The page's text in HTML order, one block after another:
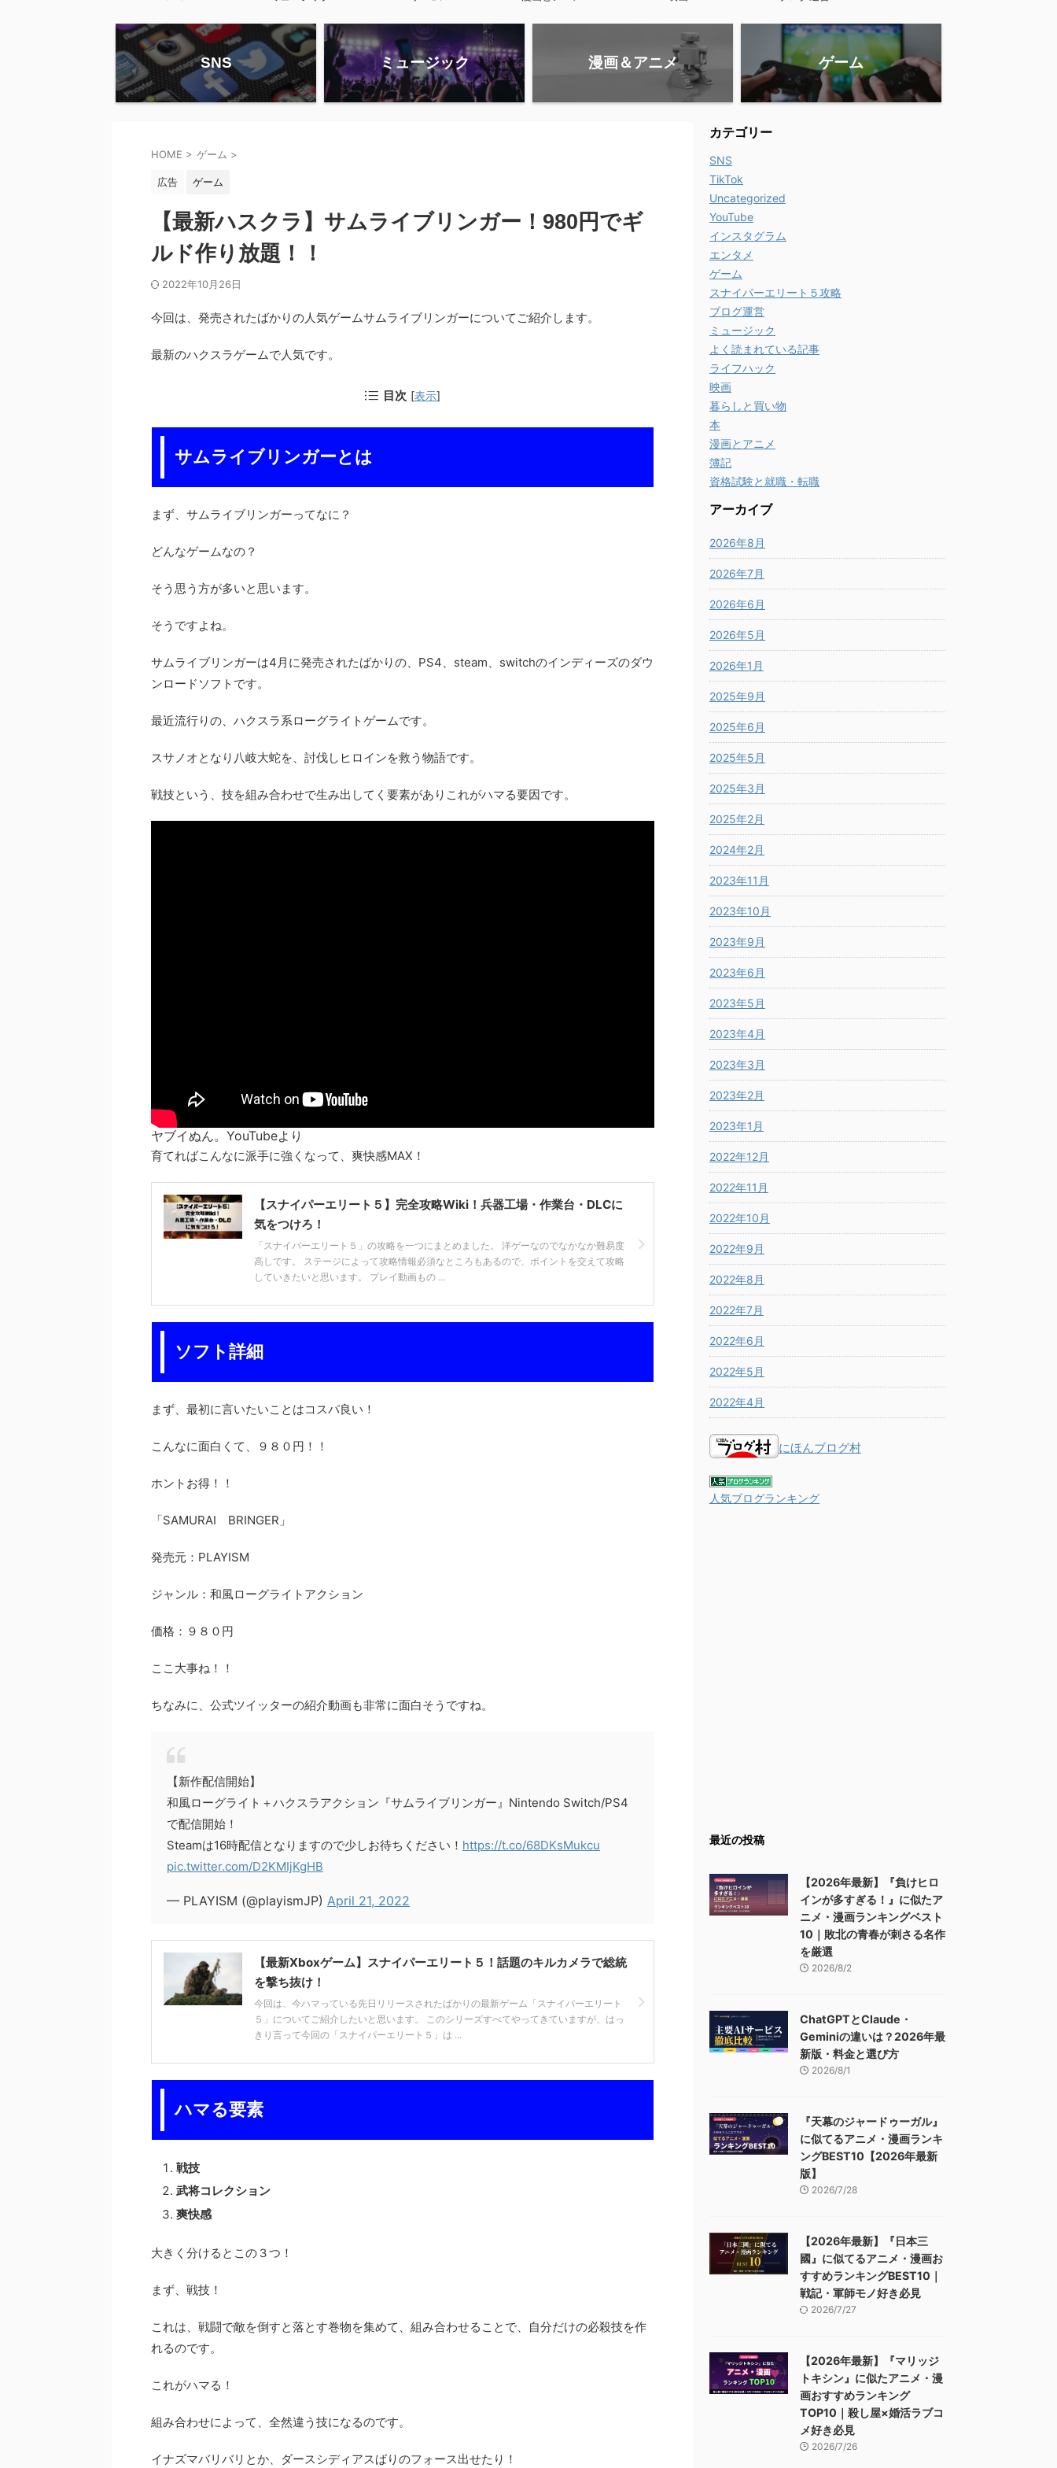
SNS ミュージック 漫画＆アニメ ゲーム
HOME > ゲーム >
広告 ゲーム
【最新ハスクラ】サムライブリンガー！980円でギ
ルド作り放題！！
2022年10月26日
今回は、発売されたばかりの人気ゲームサムライブリンガーについてご紹介します。
最新のハクスラゲームで人気です。
目次 [表示]
サムライブリンガーとは
まず、サムライブリンガーってなに？
どんなゲームなの？
そう思う方が多いと思います。
そうですよね。
サムライブリンガーは4月に発売されたばかりの、PS4、steam、switchのインディーズのダウ
ンロードソフトです。
最近流行りの、ハクスラ系ローグライトゲームです。
スサノオとなり八岐大蛇を、討伐しヒロインを救う物語です。
戦技という、技を組み合わせで生み出してく要素がありこれがハマる要因です。
ヤブイぬん。YouTubeより
育てればこんなに派手に強くなって、爽快感MAX！
【スナイパーエリート５】完全攻略Wiki！兵器工場・作業台・DLCに
気をつけろ！
「スナイパーエリート５」の攻略を一つにまとめました。 洋ゲーなのでなかなか難易度
高しです。 ステージによって攻略情報必須なところもあるので、ポイントを交えて攻略
していきたいと思います。 プレイ動画もの ...
ソフト詳細
まず、最初に言いたいことはコスパ良い！
こんなに面白くて、９８０円！！
ホントお得！！
「SAMURAI BRINGER」
発売元：PLAYISM
ジャンル：和風ローグライトアクション
価格：９８０円
ここ大事ね！！
ちなみに、公式ツイッターの紹介動画も非常に面白そうですね。
【新作配信開始】
和風ローグライト＋ハクスラアクション『サムライブリンガー』Nintendo Switch/PS4
で配信開始！
Steamは16時配信となりますので少しお待ちください！ https://t.co/68DKsMukcu
pic.twitter.com/D2KMIjKgHB
— PLAYISM (@playismJP) April 21, 2022
【最新Xboxゲーム】スナイパーエリート５！話題のキルカメラで総統
を撃ち抜け！
今回は、今ハマっている先日リリースされたばかりの最新ゲーム「スナイパーエリート
５」についてご紹介したいと思います。 このシリーズすべてやってきていますが、はっ
きり言って今回の「スナイパーエリート５」は ...
ハマる要素
戦技
武将コレクション
爽快感
大きく分けるとこの３つ！
まず、戦技！
これは、戦闘で敵を倒すと落とす巻物を集めて、組み合わせることで、自分だけの必殺技を作
れるのです。
これがハマる！
組み合わせによって、全然違う技になるのです。
イナズマバリバリとか、ダースシディアスばりのフォース出せたり！
カテゴリー
SNS
TikTok
Uncategorized
YouTube
インスタグラム
エンタメ
ゲーム
スナイパーエリート５攻略
ブログ運営
ミュージック
よく読まれている記事
ライフハック
映画
暮らしと買い物
本
漫画とアニメ
簿記
資格試験と就職・転職
アーカイブ
2026年8月
2026年7月
2026年6月
2026年5月
2026年1月
2025年9月
2025年6月
2025年5月
2025年3月
2025年2月
2024年2月
2023年11月
2023年10月
2023年9月
2023年6月
2023年5月
2023年4月
2023年3月
2023年2月
2023年1月
2022年12月
2022年11月
2022年10月
2022年9月
2022年8月
2022年7月
2022年6月
2022年5月
2022年4月
にほんブログ村
人気ブログランキング
最近の投稿
【2026年最新】『負けヒロ
インが多すぎる！』に似たア
ニメ・漫画ランキングベスト
10｜敗北の青春が刺さる名作
を厳選
2026/8/2
ChatGPTとClaude・
Geminiの違いは？2026年最
新版・料金と選び方
2026/8/1
『天幕のジャードゥーガル』
に似てるアニメ・漫画ランキ
ングBEST10【2026年最新
版】
2026/7/28
【2026年最新】『日本三
國』に似てるアニメ・漫画お
すすめランキングBEST10｜
戦記・軍師モノ好き必見
2026/7/27
【2026年最新】『マリッジ
トキシン』に似たアニメ・漫
画おすすめランキング
TOP10｜殺し屋×婚活ラブコ
メ好き必見
2026/7/26